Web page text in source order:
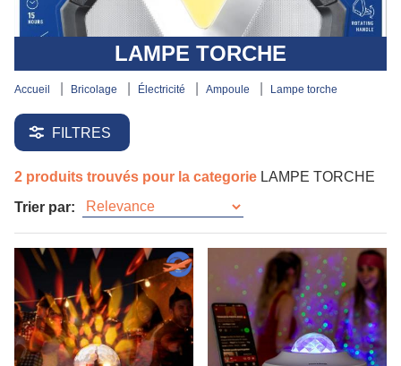
LAMPE TORCHE
accueil bricolage électricité ampoule lampe torche
FILTRES
2 produits trouvés pour la categorie LAMPE TORCHE
Trier par: